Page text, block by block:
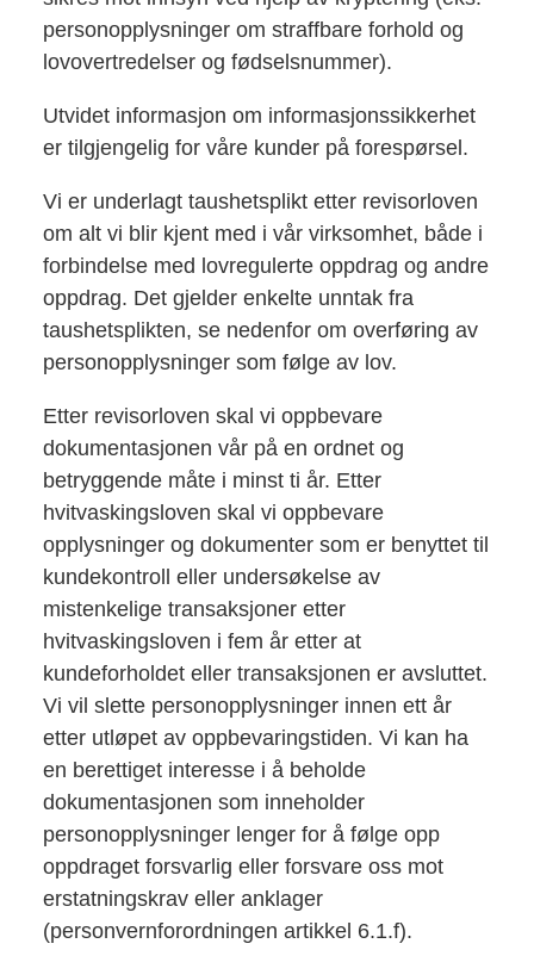
personopplysninger om straffbare forhold og
lovovertredelser og fødselsnummer).
Utvidet informasjon om informasjonssikkerhet
er tilgjengelig for våre kunder på forespørsel.
Vi er underlagt taushetsplikt etter revisorloven
om alt vi blir kjent med i vår virksomhet, både i
forbindelse med lovregulerte oppdrag og andre
oppdrag. Det gjelder enkelte unntak fra
taushetsplikten, se nedenfor om overføring av
personopplysninger som følge av lov.
Etter revisorloven skal vi oppbevare
dokumentasjonen vår på en ordnet og
betryggende måte i minst ti år. Etter
hvitvaskingsloven skal vi oppbevare
opplysninger og dokumenter som er benyttet til
kundekontroll eller undersøkelse av
mistenkelige transaksjoner etter
hvitvaskingsloven i fem år etter at
kundeforholdet eller transaksjonen er avsluttet.
Vi vil slette personopplysninger innen ett år
etter utløpet av oppbevaringstiden. Vi kan ha
en berettiget interesse i å beholde
dokumentasjonen som inneholder
personopplysninger lenger for å følge opp
oppdraget forsvarlig eller forsvare oss mot
erstatningskrav eller anklager
(personvernforordningen artikkel 6.1.f).